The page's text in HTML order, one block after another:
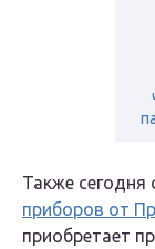
Также сегодня
приборов от
приобретает